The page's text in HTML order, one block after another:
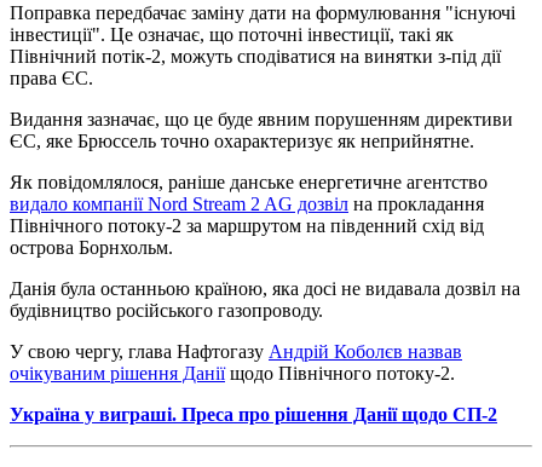
Поправка передбачає заміну дати на формулювання "існуючі
інвестиції". Це означає, що поточні інвестиції, такі як
Північний потік-2, можуть сподіватися на винятки з-під дії
права ЄС.
Видання зазначає, що це буде явним порушенням директиви
ЄС, яке Брюссель точно охарактеризує як неприйнятне.
Як повідомлялося, раніше данське енергетичне агентство
видало компанії Nord Stream 2 AG дозвіл на прокладання
Північного потоку-2 за маршрутом на південний схід від
острова Борнхольм.
Данія була останньою країною, яка досі не видавала дозвіл на
будівництво російського газопроводу.
У свою чергу, глава Нафтогазу Андрій Коболєв назвав
очікуваним рішення Даніїщодо Північного потоку-2.
Україна у виграші. Преса про рішення Данії щодо СП-2